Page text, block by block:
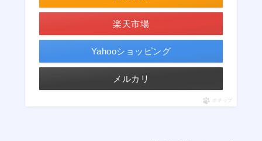
楽天市場
Yahooショッピング
メルカリ
ポチップ